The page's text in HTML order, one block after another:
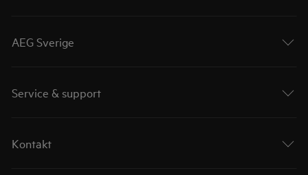
AEG Sverige
Service & support
Kontakt